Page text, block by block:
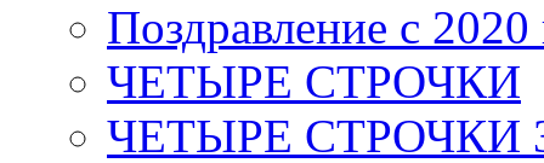
Поздравление с 2020
ЧЕТЫРЕ СТРОЧКИ
ЧЕТЫРЕ СТРОЧКИ 3